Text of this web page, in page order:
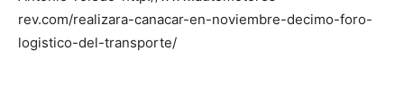
rev.com/realizara-canacar-en-noviembre-decimo-foro-
logistico-del-transporte/